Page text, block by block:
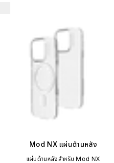
Mod NX แผ่นด้านหลัง
แผ่นด้านหลังสำหรับ Mod NX